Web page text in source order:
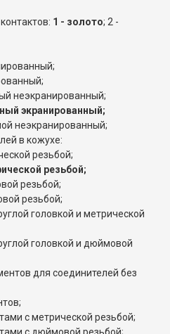
1 - золото; 2 -
неэкранированный;
экранированный;
неэкранированный;
в кожухе:
резьбой;
резьбой;
резьбой;
резьбой;
головкой и метрической
головкой и дюймовой
для соединителей без
с метрической резьбой;
с дюймовой резьбой;